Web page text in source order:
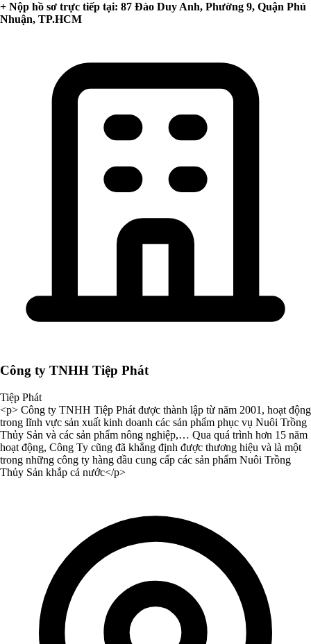
+ Nộp hồ sơ trực tiếp tại: 87 Đào Duy Anh, Phường 9, Quận Phú
Nhuận, TP.HCM
Công ty TNHH Tiệp Phát
Tiệp Phát
<p> Công ty TNHH Tiệp Phát được thành lập từ năm 2001, hoạt động
trong lĩnh vực sản xuất kinh doanh các sản phẩm phục vụ Nuôi Trồng
Thủy Sản và các sản phẩm nông nghiệp,… Qua quá trình hơn 15 năm
hoạt động, Công Ty cũng đã khẳng định được thương hiệu và là một
trong những công ty hàng đầu cung cấp các sản phẩm Nuôi Trồng
Thủy Sản khắp cả nước</p>